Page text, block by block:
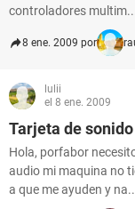
controladores multim...
8 ene. 2009 por
lulii
el 8 ene. 2009
Tarjeta de
Hola, porfabor
audio mi maquina no
a que me ayuden y